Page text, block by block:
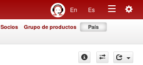
En Es
Toggle
Socios Grupo de productos País